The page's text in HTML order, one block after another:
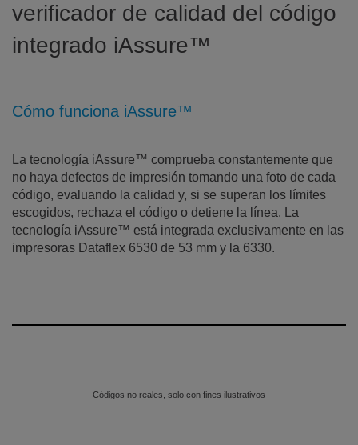
verificador de calidad del código
integrado iAssure™
Cómo funciona iAssure™
La tecnología iAssure™ comprueba constantemente que
no haya defectos de impresión tomando una foto de cada
código, evaluando la calidad y, si se superan los límites
escogidos, rechaza el código o detiene la línea. La
tecnología iAssure™ está integrada exclusivamente en las
impresoras Dataflex 6530 de 53 mm y la 6330.
Códigos no reales, solo con fines ilustrativos